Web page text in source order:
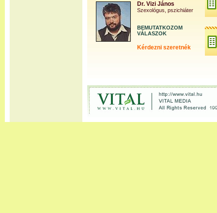
Dr. Vizi János
Szexológus, pszichiáter
BEMUTATKOZOM
VÁLASZOK
Kérdezni szeretnék